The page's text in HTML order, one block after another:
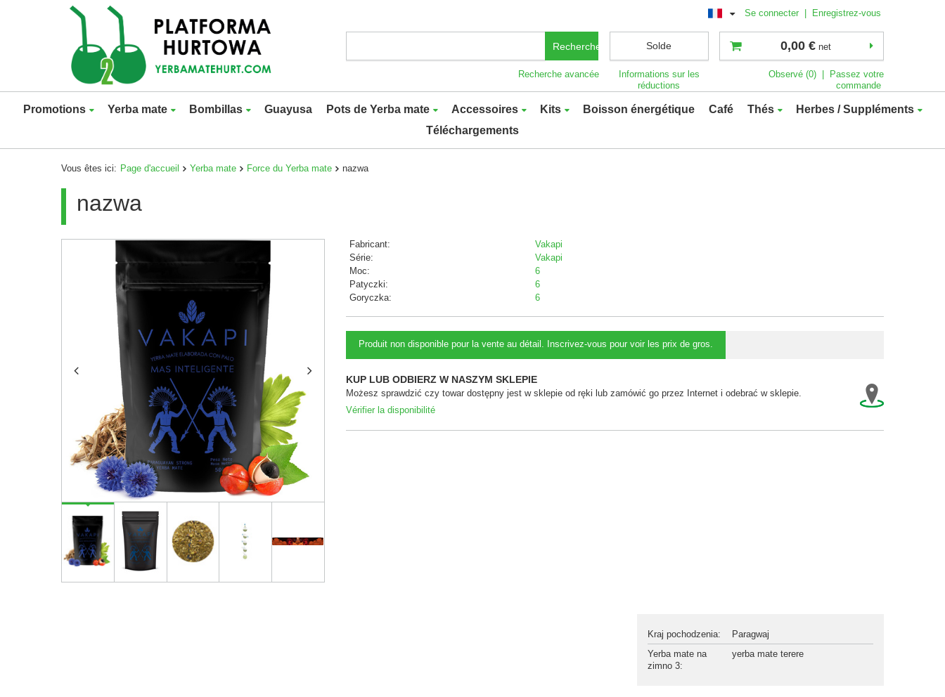
Se connecter | Enregistrez-vous
Recherchez
Recherche avancée
Solde
Informations sur les
réductions
0,00 €net
Observé (0)
Passez votre
commande
Promotions Yerba mate Bombillas Guayusa Pots de Yerba mate Accessoires Kits Boisson énergétique Café Thés
Herbes / Suppléments
Téléchargements
Vous êtes ici: Page d'accueil Yerba mate Force du Yerba mate nazwa
nazwa
Fabricant:
Vakapi
Série:
Vakapi
Moc:
6
Patyczki:
6
Goryczka:
6
Produit non disponible pour la vente au détail. Inscrivez-vous pour voir les prix de gros.
KUP LUB ODBIERZ W NASZYM SKLEPIE
Możesz sprawdzić czy towar dostępny jest w sklepie od ręki lub zamówić go przez Internet i odebrać w sklepie.
Vérifier la disponibilité
Kraj pochodzenia:
Paragwaj
Yerba mate na
zimno 3:
yerba mate terere